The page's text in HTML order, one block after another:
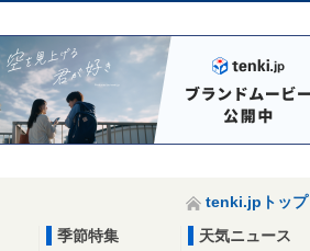
tenki.jpトップ
季節特集
天気ニュース